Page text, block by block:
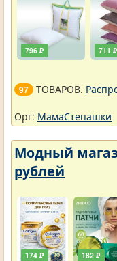
796 ₽ 711 ₽
97 ТОВАРОВ.
Орг: МамаСтепашки
Модный
рублей
174 ₽ 182 ₽